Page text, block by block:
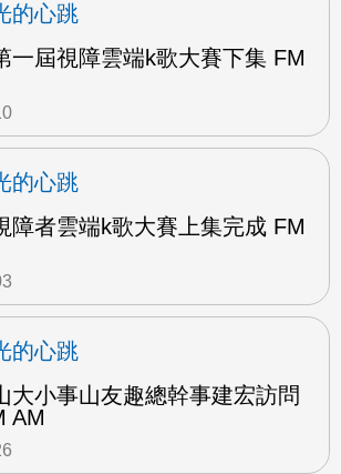
的心跳
一屆視障雲端k歌大賽下集 FM
的心跳
障者雲端k歌大賽上集完成 FM
的心跳
大小事山友趣總幹事建宏訪問
AM